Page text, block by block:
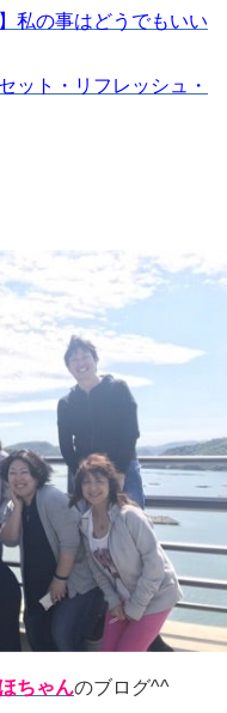
私の事はどうでもいい
ット・リフレッシュ・
ちゃんのブログ^^